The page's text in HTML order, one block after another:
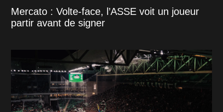
Mercato : Volte-face, l’ASSE voit un joueur
partir avant de signer